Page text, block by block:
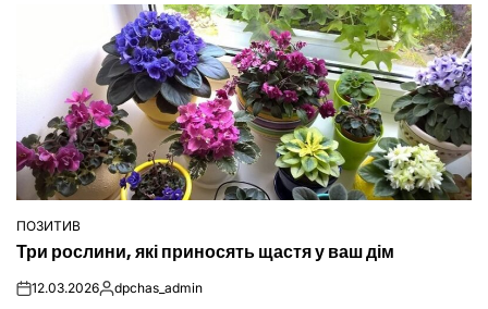
ОПУБЛІКУВАТИ
ПОЗИТИВ
Три рослини, які приносять щастя у ваш дім
on12.03.2026Опубліковано
dpchas_admin